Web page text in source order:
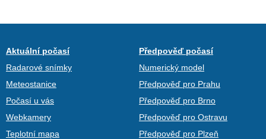
Aktuální počasí
Radarové snímky
Meteostanice
Počasí u vás
Webkamery
Teplotní mapa
Předpověď počasí
Numerický model
Předpověď pro Prahu
Předpověď pro Brno
Předpověď pro Ostravu
Předpověď pro Plzeň